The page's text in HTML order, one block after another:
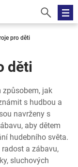
pro děti
děti
způsobem, jak
s hudbou a
navrženy s
aby dětem
hudebního světa.
a zábavu,
sluchových